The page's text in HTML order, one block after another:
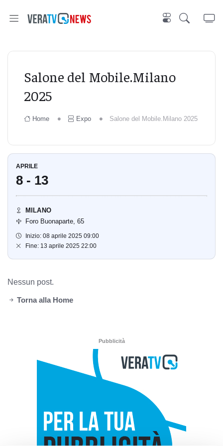
Salone del Mobile.Milano
2025
Home Expo Salone del Mobile.Milano 2025
APRILE
8 - 13
MILANO
Foro Buonaparte, 65
Inizio: 08 aprile 2025 09:00
Fine: 13 aprile 2025 22:00
Nessun post.
Torna alla Home
Pubblicità